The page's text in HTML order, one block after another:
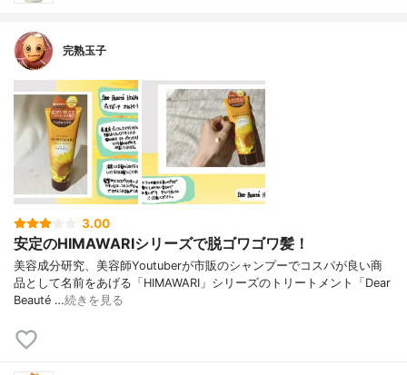
完熟玉子
3.00
安定のHIMAWARIシリーズで脱ゴワゴワ髪！
美容成分研究、美容師Youtuberが市販のシャンプーでコスパが良い商
品として名前をあげる「HIMAWARI」シリーズのトリートメント「Dear
Beauté …続きを見る